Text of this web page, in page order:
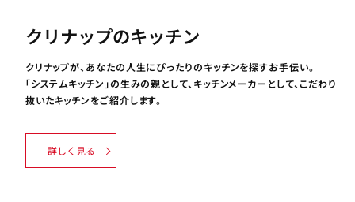
クリナップのキッチン
クリナップが、あなたの人生にぴったりのキッチンを探すお手伝い。
「システムキッチン」の生みの親として、キッチンメーカーとして、こだわり
抜いたキッチンをご紹介します。
詳しく見る